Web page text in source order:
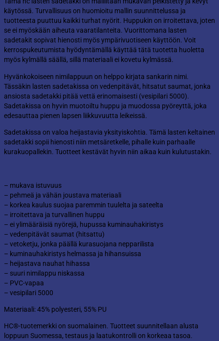
käytössä. Turvallisuus on huomioitu mallin suunnittelussa ja
tuotteesta puuttuu kaikki turhat nyörit. Huppukin on irroitettava, joten
se ei myöskään aiheuta vaaratilanteita. Vuorittomana lasten
sadetakit sopivat hienosti myös ympärivuotiseen käyttöön. Voit
kerrospukeutumista hyödyntämällä käyttää tätä tuotetta huoletta
myös kylmällä säällä, sillä materiaali ei kovetu kylmässä.
Hyvänkokoiseen nimilappuun on helppo kirjata sankarin nimi.
Tässäkin lasten sadetakissa on vedenpitävät, hitsatut saumat, jonka
ansiosta sadetakki pitää vettä erinomaisesti (vesipilari 5000).
Sadetakissa on hyvin muotoiltu huppu ja muodossa pyöreyttä, joka
edesauttaa pienen lapsen liikkuvuutta leikeissä.
Sadetakissa on valoa heijastavia yksityiskohtia. Tämä lasten keltainen
sadetakki sopii hienosti niin metsäretkelle, pihalle kuin parhaalle
kurakuopallekin. Tuotteet kestävät hyvin niin aikaa kuin kulutustakin.
– mukava istuvuus
– pehmeä ja vähän joustava materiaali
– korkea kaulus suojaa paremmin tuulelta ja sateelta
– irroitettava ja turvallinen huppu
– ei ylimääräisiä nyörejä, hupussa kuminauhakiristys
– vedenpitävät saumat (hitsattu)
– vetoketju, jonka päällä kurasuojana nepparilista
– kuminauhakiristys helmassa ja hihansuissa
– heijastava nauhat hihassa
– suuri nimilappu niskassa
– PVC-vapaa
– vesipilari 5000
Materiaali: 45% polyesteri, 55% PU
HC®-tuotemerkki on suomalainen. Tuotteet suunnitellaan alusta
loppuun Suomessa, testaus ja laatukontrolli on korkeaa tasoa.